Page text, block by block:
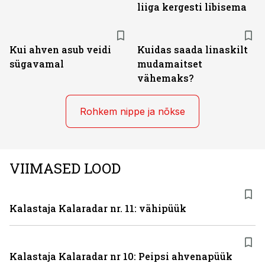
liiga kergesti libisema
Kui ahven asub veidi
sügavamal
Kuidas saada linaskilt
mudamaitset
vähemaks?
Rohkem nippe ja nõkse
VIIMASED LOOD
Kalastaja Kalaradar nr. 11: vähipüük
Kalastaja Kalaradar nr 10: Peipsi ahvenapüük